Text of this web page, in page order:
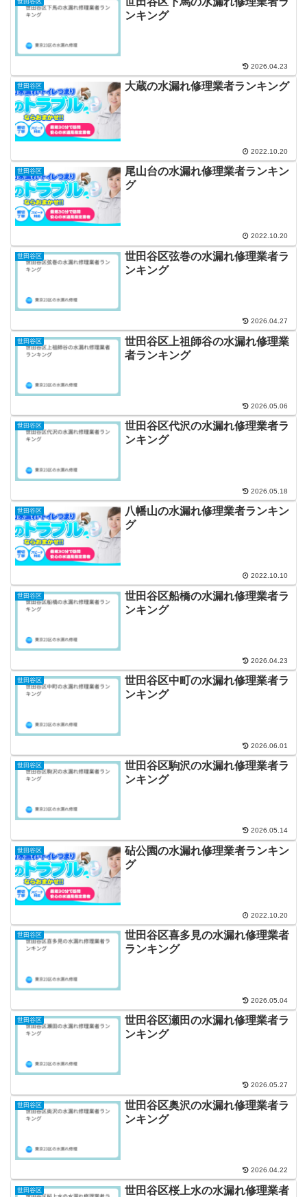
ンキング
2026.04.23
世田谷区 大蔵の水漏れ修理業者ランキング
2022.10.20
世田谷区
尾山台の水漏れ修理業者ランキン
グ
2022.10.20
世田谷区
世田谷区弦巻の水漏れ修理業者ラ
ンキング
2026.04.27
世田谷区
世田谷区上祖師谷の水漏れ修理業
者ランキング
2026.05.06
世田谷区
世田谷区代沢の水漏れ修理業者ラ
ンキング
2026.05.18
世田谷区
八幡山の水漏れ修理業者ランキン
グ
2022.10.10
世田谷区
世田谷区船橋の水漏れ修理業者ラ
ンキング
2026.04.23
世田谷区
世田谷区中町の水漏れ修理業者ラ
ンキング
2026.06.01
世田谷区
世田谷区駒沢の水漏れ修理業者ラ
ンキング
2026.05.14
世田谷区
砧公園の水漏れ修理業者ランキン
グ
2022.10.20
世田谷区
世田谷区喜多見の水漏れ修理業者
ランキング
2026.05.04
世田谷区
世田谷区瀬田の水漏れ修理業者ラ
ンキング
2026.05.27
世田谷区
世田谷区奥沢の水漏れ修理業者ラ
ンキング
2026.04.22
世田谷区
世田谷区桜上水の水漏れ修理業者